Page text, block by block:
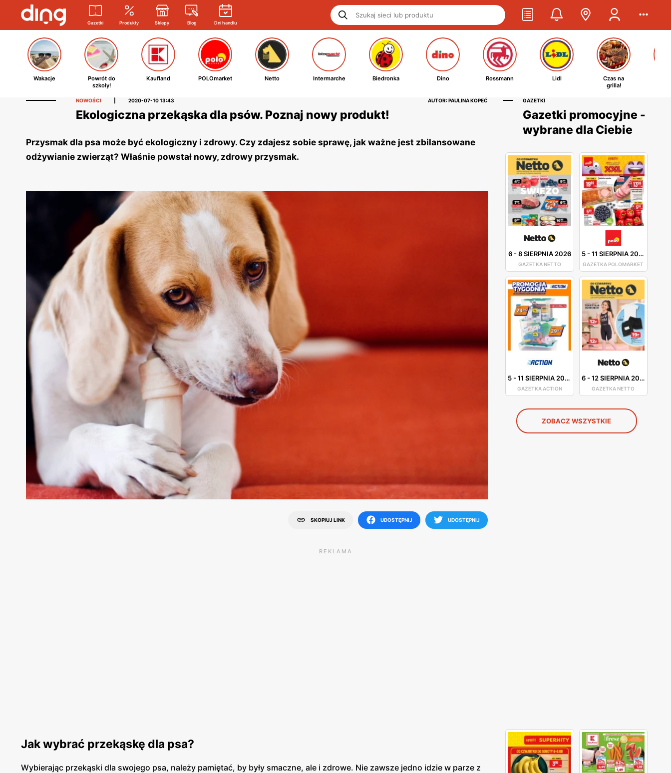
Gazetki Produkty Sklepy Blog Dni handlu
Wakacje
Powrót do
szkoły!
Kaufland POLOmarket Netto Intermarche Biedronka Dino Rossmann Lidl
Czas na
grilla!
NOWOŚCI 2020-07-10 13:43 AUTOR: PAULINA KOPEĆ
Ekologiczna przekąska dla psów. Poznaj nowy produkt!
Przysmak dla psa może być ekologiczny i zdrowy. Czy zdajesz sobie sprawę, jak ważne jest zbilansowane
odżywianie zwierząt? Właśnie powstał nowy, zdrowy przysmak.
SKOPIUJ LINK UDOSTĘPNIJ UDOSTĘPNIJ
GAZETKI
Gazetki promocyjne -
wybrane dla Ciebie
6-8 SIERPNIA 2026
GAZETKA NETTO
5-11 SIERPNIA 2026
GAZETKA POLOMARKET
5-11 SIERPNIA 2026
GAZETKA ACTION
6-12 SIERPNIA 2026
GAZETKA NETTO
ZOBACZ WSZYSTKIE
REKLAMA
Jak wybrać przekąskę dla psa?
Wybierając przekąski dla swojego psa, należy pamiętać, by były smaczne, ale i zdrowe. Nie zawsze jedno idzie w parze z